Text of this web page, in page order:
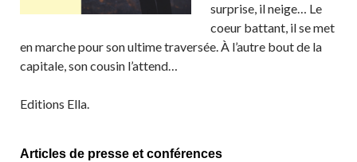
surprise, il neige… Le
coeur battant, il se met
en marche pour son ultime traversée. À l’autre bout de la
capitale, son cousin l’attend…
Editions Ella.
Articles de presse et conférences